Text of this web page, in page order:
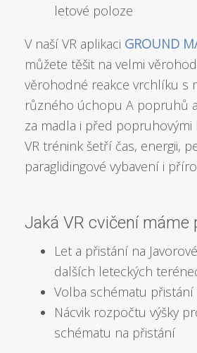
letové poloze
V naší VR aplikaci GROUND
můžete těšit na velmi
věrohodné reakce vrchlíku s
různého úchopu A popruhů
za madla i před popruhovými
VR trénink šetří čas, energii,
paraglidingové vybavení i
Jaká VR cvičení máme
Let a přistání na
dalších leteckých
Volba schématu přistání
Nácvik rozpočtu výšky
schématu na přistání